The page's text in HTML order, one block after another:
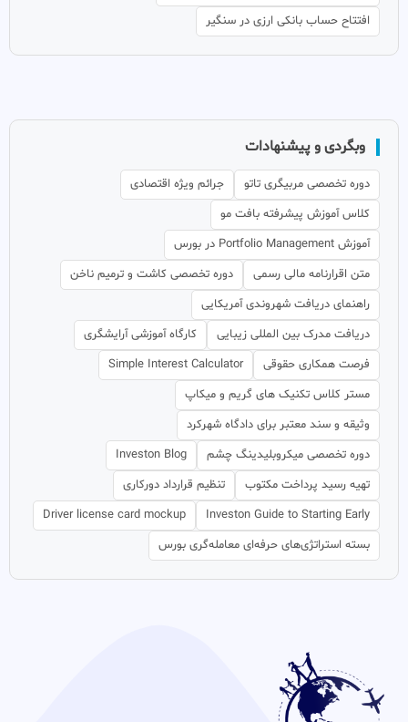
افتتاح حساب بانکی ارزی در سنگیر
وبگردی و پیشنهادات
دوره تخصصی مربیگری تاتو
جرائم ویژه اقتصادی
کلاس آموزش پیشرفته بافت مو
آموزش Portfolio Management در بورس
متن اقرارنامه مالی رسمی
دوره تخصصی کاشت و ترمیم ناخن
راهنمای دریافت شهروندی آمریکایی
دریافت مدرک بین المللی زیبایی
کارگاه آموزشی آرایشگری
فرصت همکاری حقوقی
Simple Interest Calculator
مستر کلاس تکنیک های گریم و میکاپ
وثیقه و سند معتبر برای دادگاه شهرکرد
دوره تخصصی میکروبلیدینگ چشم
Investon Blog
تهیه رسید پرداخت مکتوب
تنظیم قرارداد دورکاری
Investon Guide to Starting Early
Driver license card mockup
بسته استراتژی‌های حرفه‌ای معامله‌گری بورس